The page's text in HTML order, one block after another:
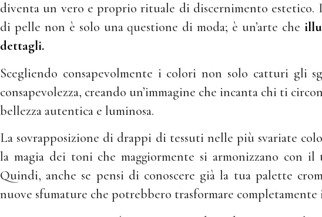
diventa un vero e proprio rituale di discernimento estetico.
di pelle non è solo una questione di moda; è un’arte che
dettagli.
Scegliendo consapevolmente i colori non solo catturi gli
consapevolezza, creando un’immagine che incanta chi ti
bellezza autentica e luminosa.
La sovrapposizione di drappi di tessuti nelle più svariate
la magia dei toni che maggiormente si armonizzano
Quindi, anche se pensi di conoscere già la tua palette
nuove sfumature che potrebbero trasformare